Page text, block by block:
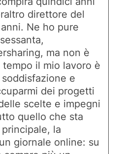
direttore del
Ne ho pure
, ma non è
il mio lavoro è
e
dei progetti
scelte e impegni
quello che sta
la
giornale online: su